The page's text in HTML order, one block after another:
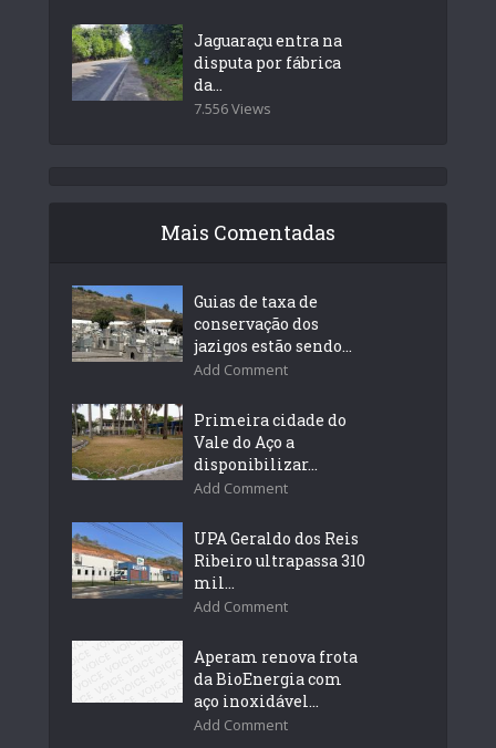
Jaguaraçu entra na
disputa por fábrica
da...
7.556 Views
Mais Comentadas
Guias de taxa de
conservação dos
jazigos estão sendo...
Add Comment
Primeira cidade do
Vale do Aço a
disponibilizar...
Add Comment
UPA Geraldo dos Reis
Ribeiro ultrapassa 310
mil...
Add Comment
Aperam renova frota
da BioEnergia com
aço inoxidável...
Add Comment